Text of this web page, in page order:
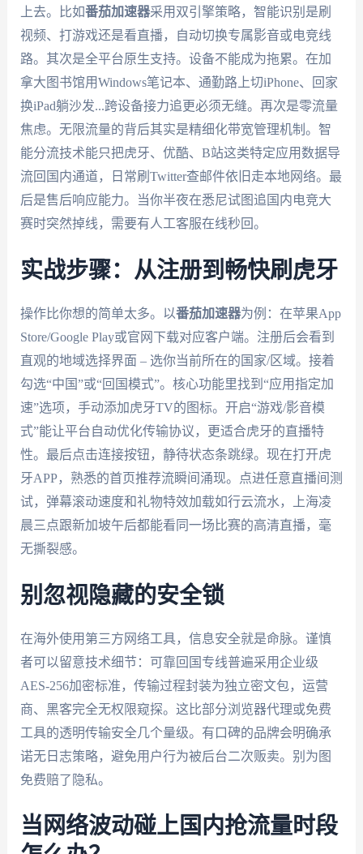
上去。比如番茄加速器采用双引擎策略，智能识别是刷
视频、打游戏还是看直播，自动切换专属影音或电竞线
路。其次是全平台原生支持。设备不能成为拖累。在加
拿大图书馆用Windows笔记本、通勤路上切iPhone、回家
换iPad躺沙发...跨设备接力追更必须无缝。再次是零流量
焦虑。无限流量的背后其实是精细化带宽管理机制。智
能分流技术能只把虎牙、优酷、B站这类特定应用数据导
流回国内通道，日常刷Twitter查邮件依旧走本地网络。最
后是售后响应能力。当你半夜在悉尼试图追国内电竞大
赛时突然掉线，需要有人工客服在线秒回。
实战步骤：从注册到畅快刷虎牙
操作比你想的简单太多。以番茄加速器为例：在苹果App
Store/Google Play或官网下载对应客户端。注册后会看到
直观的地域选择界面 – 选你当前所在的国家/区域。接着
勾选“中国”或“回国模式”。核心功能里找到“应用指定加
速”选项，手动添加虎牙TV的图标。开启“游戏/影音模
式”能让平台自动优化传输协议，更适合虎牙的直播特
性。最后点击连接按钮，静待状态条跳绿。现在打开虎
牙APP，熟悉的首页推荐流瞬间涌现。点进任意直播间测
试，弹幕滚动速度和礼物特效加载如行云流水，上海凌
晨三点跟新加坡午后都能看同一场比赛的高清直播，毫
无撕裂感。
别忽视隐藏的安全锁
在海外使用第三方网络工具，信息安全就是命脉。谨慎
者可以留意技术细节：可靠回国专线普遍采用企业级
AES-256加密标准，传输过程封装为独立密文包，运营
商、黑客完全无权限窥探。这比部分浏览器代理或免费
工具的透明传输安全几个量级。有口碑的品牌会明确承
诺无日志策略，避免用户行为被后台二次贩卖。别为图
免费赔了隐私。
当网络波动碰上国内抢流量时段